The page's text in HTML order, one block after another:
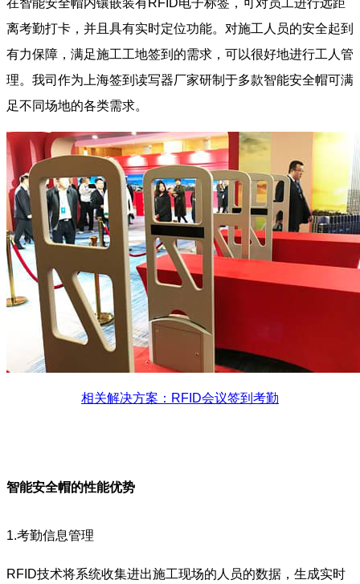
在智能安全帽内镶嵌装有RFID电子标签，可对员工进行远距
离考勤打卡，并且具有实时定位功能。对施工人员的安全起到
有力保障，满足施工工地签到的需求，可以很好地进行工人管
理。我司作为上海签到读写器厂家研制于多款智能安全帽可满
足不同场地的各类需求。
相关解决方案：RFID会议签到考勤
智能安全帽的性能优势
1.考勤信息管理
RFID技术将系统收集进出施工现场的人员的数据，生成实时